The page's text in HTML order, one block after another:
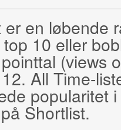
en løbende
10 eller
(views
All Time-
popularitet
Shortlist.